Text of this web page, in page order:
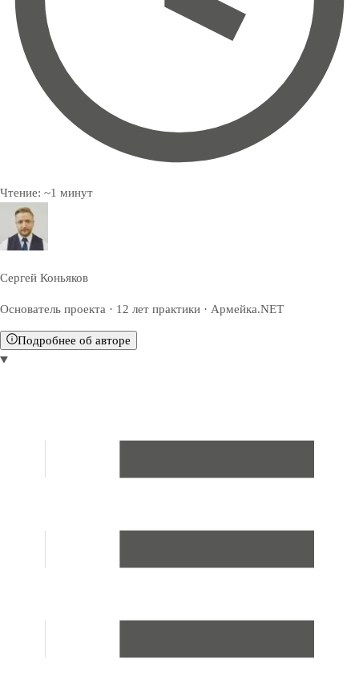
Чтение: ~1 минут
Сергей Коньяков
Основатель проекта · 12 лет практики · Армейка.NET
Подробнее об авторе